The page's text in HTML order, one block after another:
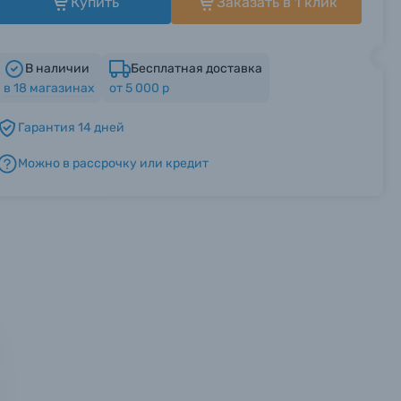
с
В наличии
в 18 магазинах
Бесплатная доставка
от 5 000 р
Гарантия 14 дней
Можно в рассрочку или кредит